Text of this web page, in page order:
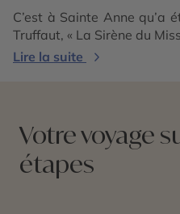
C’est à Sainte Anne qu’a
Truffaut, « La Sirène du
Lire la suite
Votre voyage
étapes